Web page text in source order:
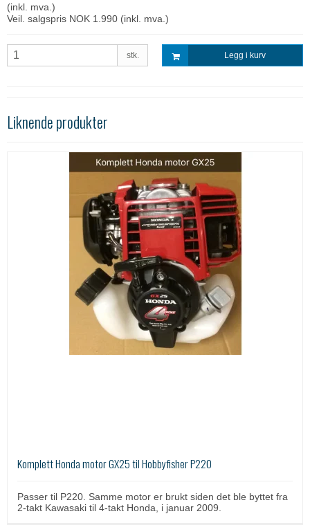
(inkl. mva.)
Veil. salgspris NOK 1.990 (inkl. mva.)
stk. Legg i kurv
Liknende produkter
Komplett Honda motor GX25 til Hobbyfisher P220
Passer til P220. Samme motor er brukt siden det ble byttet fra
2-takt Kawasaki til 4-takt Honda, i januar 2009.